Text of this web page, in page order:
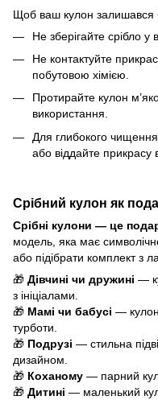
Щоб ваш кулон залишався
Не зберігайте срібло у
Не контактуйте
побутовою хімією.
Протирайте кулон
використання.
Для глибокого чищення
або віддайте прикрасу
Срібний кулон як
Срібні кулони — це
модель, яка має
або підібрати комплект з
🎁 Дівчині чи дружині —
з ініціалами.
🎁 Мамі чи бабусі —
турботи.
🎁 Подрузі — стильна
дизайном.
🎁 Коханому — парний
🎁 Дитині — маленький